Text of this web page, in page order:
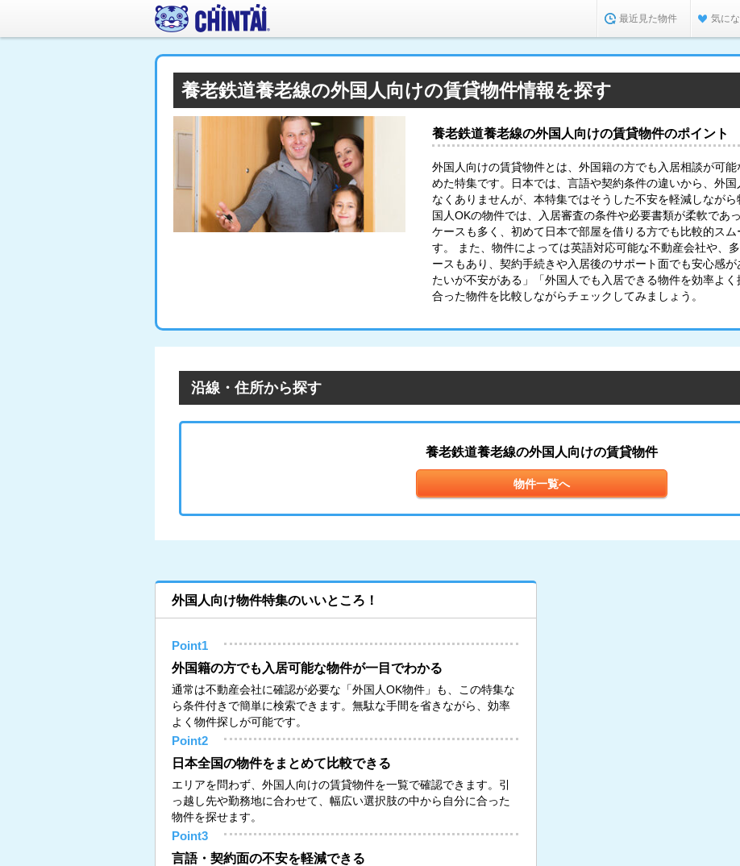
最近見た物件 気に
養老鉄道養老線の外国人向けの賃貸物件情報を探す
養老鉄道養老線の外国人向けの賃貸物件のポイント
外国人向けの賃貸物件とは、外国籍の方でも入居相談が可
めた特集です。日本では、言語や契約条件の違いから、外
なくありませんが、本特集ではそうした不安を軽減しなが
国人OKの物件では、入居審査の条件や必要書類が柔軟であ
ケースも多く、初めて日本で部屋を借りる方でも比較的ス
す。 また、物件によっては英語対応可能な不動産会社や、
ースもあり、契約手続きや入居後のサポート面でも安心感
たいが不安がある」「外国人でも入居できる物件を効率よ
合った物件を比較しながらチェックしてみましょう。
沿線・住所から探す
養老鉄道養老線の外国人向けの賃貸物件
物件一覧へ
外国人向け物件特集のいいところ！
Point1
外国籍の方でも入居可能な物件が一目でわかる
通常は不動産会社に確認が必要な「外国人OK物件」も、この特集な
ら条件付きで簡単に検索できます。無駄な手間を省きながら、効率
よく物件探しが可能です。
Point2
日本全国の物件をまとめて比較できる
エリアを問わず、外国人向けの賃貸物件を一覧で確認できます。引
っ越し先や勤務地に合わせて、幅広い選択肢の中から自分に合った
物件を探せます。
Point3
言語・契約面の不安を軽減できる